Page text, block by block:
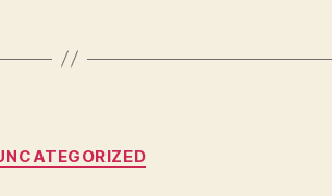
Categorías